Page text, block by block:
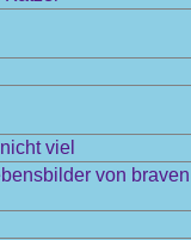
viel
von